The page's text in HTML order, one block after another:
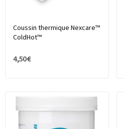
Coussin thermique Nexcare™
ColdHot™
4,50 €